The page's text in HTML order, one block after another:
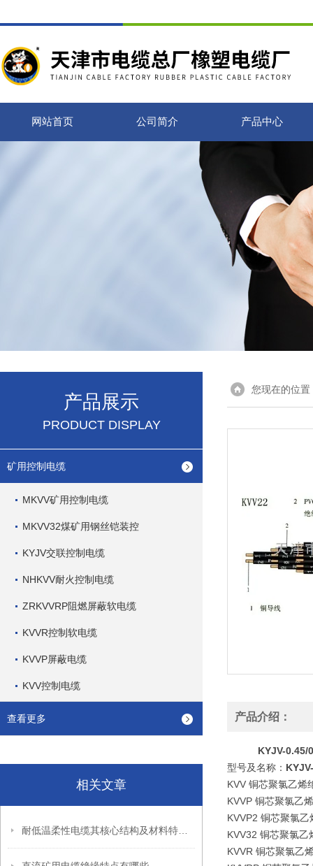
网站首页 公司简介 产品中心
产品展示
PRODUCT DISPLAY
矿用控制电缆
MKVV矿用控制电缆
MKVV32煤矿用钢丝铠装控
KYJV交联控制电缆
NHKVV耐火控制电缆
ZRKVVRP阻燃屏蔽软电缆
KVVR控制软电缆
KVVP屏蔽电缆
KVV控制电缆
查看更多
相关文章
您现在的位置
产品介绍：
KYJV-0.45/
型号及名称：
KVV 铜芯聚氯乙烯
KVVP 铜芯聚氯乙
KVVP2 铜芯聚氯
KVV32 铜芯聚氯
KVVR 铜芯聚氯乙